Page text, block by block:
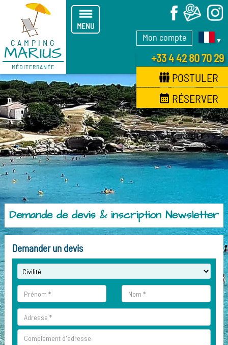
CAMPING
MARIUS
MÉDITERRANÉE
Mon compte ▼
+33 4 42 80 70 29
POSTULER
RÉSERVER
MENU
X
Demande de devis & inscription Newsletter
Demander un devis